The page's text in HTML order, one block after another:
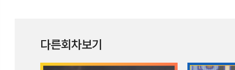
다른회차보기